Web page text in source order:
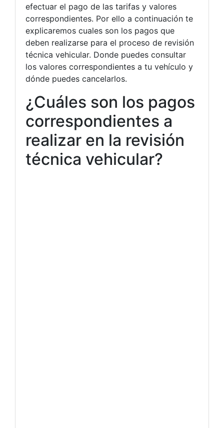
efectuar el pago de las tarifas y valores
correspondientes. Por ello a continuación te
explicaremos cuales son los pagos que
deben realizarse para el proceso de revisión
técnica vehicular. Donde puedes consultar
los valores correspondientes a tu vehículo y
dónde puedes cancelarlos.
¿Cuáles son los pagos
correspondientes a
realizar en la revisión
técnica vehicular?